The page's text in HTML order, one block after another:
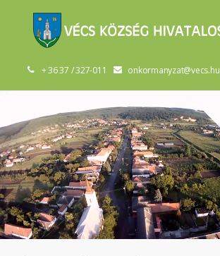
+ 36 37 / 327-011 onkormanyzat@vecs.hu